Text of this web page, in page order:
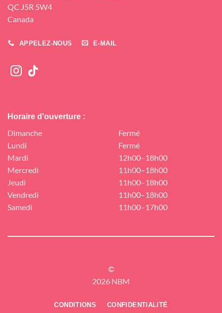
QC J5R 5W4
Canada
APPELEZ-NOUS E-MAIL
Horaire d'ouverture :
Dimanche
Lundi
Mardi
Mercredi
Jeudi
Vendredi
Samedi
Fermé
Fermé
12h00–18h00
11h00–18h00
11h00–18h00
11h00–18h00
11h00–17h00
©
2026 NBM
CONDITIONS CONFIDENTIALITÉ